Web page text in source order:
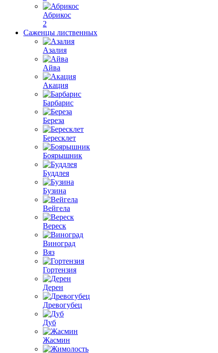
Абрикос
2
Саженцы лиственных
Азалия
Айва
Акация
Барбарис
Береза
Бересклет
Боярышник
Буддлея
Бузина
Вейгела
Вереск
Виноград
Вяз
Гортензия
Дерен
Древогубец
Дуб
Жасмин